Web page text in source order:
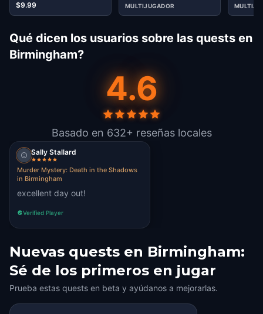
$9.99 MULTIJUGADOR
Qué dicen los usuarios sobre las quests en
Birmingham?
4.6
Basado en 632+ reseñas locales
Sally Stallard
Murder Mystery: Death in the Shadows
in Birmingham
excellent day out!
Verified Player
Nuevas quests en Birmingham:
Sé de los primeros en jugar
Prueba estas quests en beta y ayúdanos a mejorarlas.